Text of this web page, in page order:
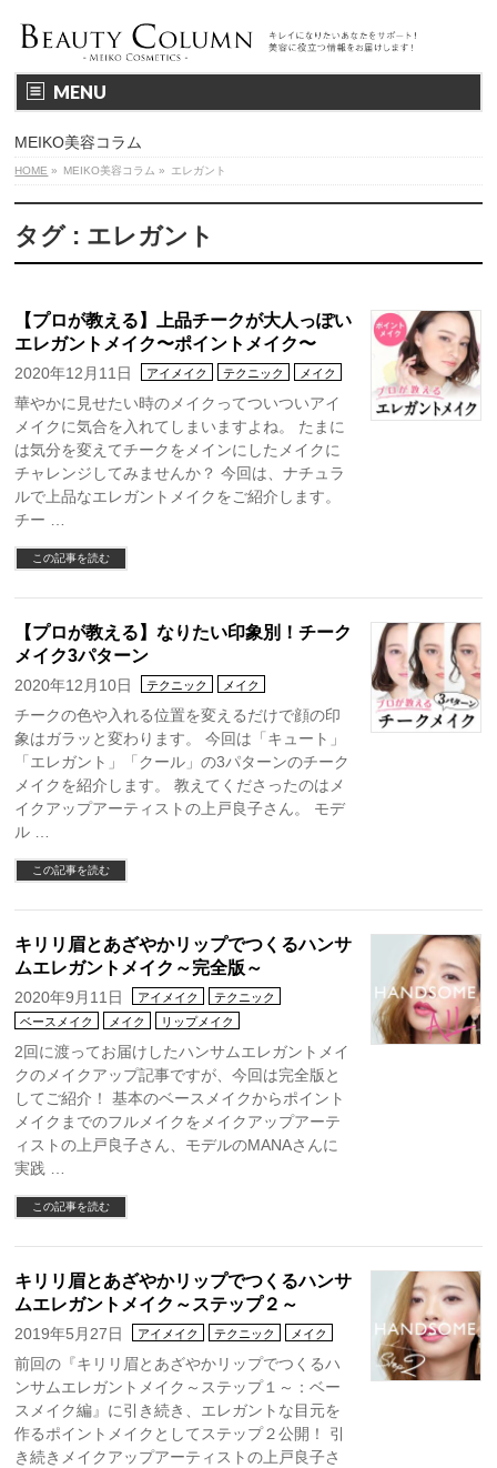
MENU
MEIKO美容コラム
HOME » MEIKO美容コラム » エレガント
タグ : エレガント
【プロが教える】上品チークが大人っぽい
エレガントメイク〜ポイントメイク〜
2020年12月11日 アイメイク テクニック メイク
華やかに見せたい時のメイクってついついアイ
メイクに気合を入れてしまいますよね。 たまに
は気分を変えてチークをメインにしたメイクに
チャレンジしてみませんか？ 今回は、ナチュラ
ルで上品なエレガントメイクをご紹介します。
チー …
この記事を読む
【プロが教える】なりたい印象別！チーク
メイク3パターン
2020年12月10日 テクニック メイク
チークの色や入れる位置を変えるだけで顔の印
象はガラッと変わります。 今回は「キュート」
「エレガント」「クール」の3パターンのチーク
メイクを紹介します。 教えてくださったのはメ
イクアップアーティストの上戸良子さん。 モデ
ル …
この記事を読む
キリリ眉とあざやかリップでつくるハンサ
ムエレガントメイク～完全版～
2020年9月11日 アイメイク
テクニック
ベースメイク
メイク リップメイク
2回に渡ってお届けしたハンサムエレガントメイ
クのメイクアップ記事ですが、今回は完全版と
してご紹介！ 基本のベースメイクからポイント
メイクまでのフルメイクをメイクアップアーテ
ィストの上戸良子さん、モデルのMANAさんに
実践 …
この記事を読む
キリリ眉とあざやかリップでつくるハンサ
ムエレガントメイク～ステップ２～
2019年5月27日 アイメイク テクニック メイク
前回の『キリリ眉とあざやかリップでつくるハ
ンサムエレガントメイク～ステップ１～：ベー
スメイク編』に引き続き、エレガントな目元を
作るポイントメイクとしてステップ２公開！ 引
き続きメイクアップアーティストの上戸良子さ